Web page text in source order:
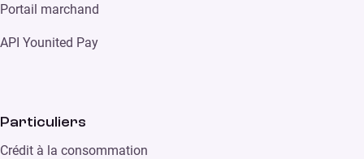
Portail marchand
API Younited Pay
Particuliers
Crédit à la consommation